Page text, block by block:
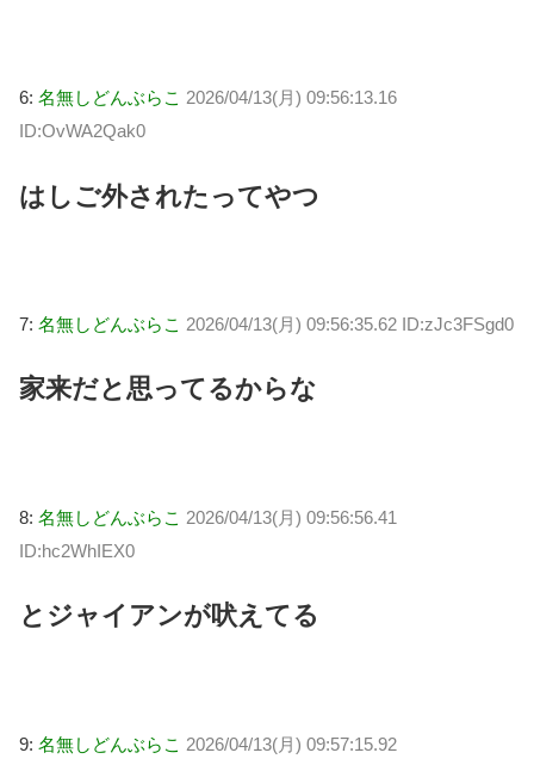
6: 名無しどんぶらこ 2026/04/13(月) 09:56:13.16
ID:OvWA2Qak0
はしご外されたってやつ
7: 名無しどんぶらこ 2026/04/13(月) 09:56:35.62 ID:zJc3FSgd0
家来だと思ってるからな
8: 名無しどんぶらこ 2026/04/13(月) 09:56:56.41
ID:hc2WhIEX0
とジャイアンが吠えてる
9: 名無しどんぶらこ 2026/04/13(月) 09:57:15.92